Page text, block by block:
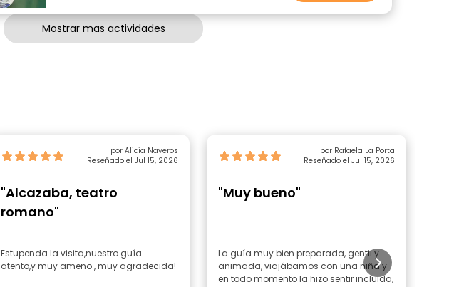
Mostrar mas actividades
por Alicia Naveros
Reseñado el Jul 15, 2026
"Alcazaba, teatro
romano"
Estupenda la visita,nuestro guía
atento,y muy ameno , muy agradecida!
por Rafaela La Porta
Reseñado el Jul 15, 2026
"Muy bueno"
La guía muy bien preparada, gentil y
animada, viajábamos con una niña y
en todo momento la hizo sentir incluida,